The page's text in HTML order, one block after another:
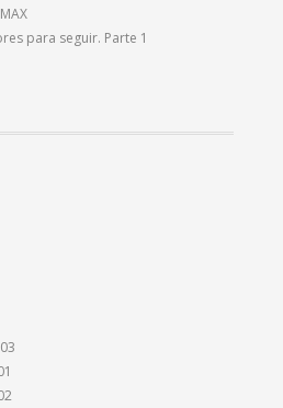
para seguir. Parte 1